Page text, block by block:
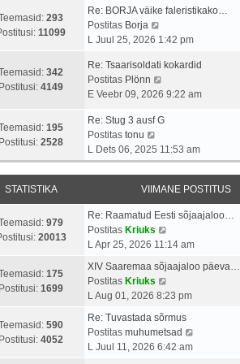
i
u
t
p
o
t
i
u
t
a
o
t
s
v
m
a
t
o
t
i
t
u
s
t
293
11099
Re: BORJA väike faleristikako…
Postitas Borja
a
t
a
v
i
a
t
o
s
t
t
u
s
t
L Juul 25, 2026 1:42 pm
342
Postitusi: 4149
Re: Tsaarisoldati kokardid
Postitas Plönn
a
t
v
i
m
a
s
o
s
t
i
t
u
E Veebr 09, 2026 9:22 am
195
Postitusi: 2528
Re: Stug 3 ausf G
Postitas tonu
a
a
t
a
v
i
m
a
s
t
o
s
t
L Dets 06, 2025 11:53 am
STATISTIKA VIIMANE POSTITUS
979
20013
Re: Raamatud Eesti sõjaajaloo…
Postitas Kriuks
a
t
v
i
i
m
L Apr 25, 2026 11:14 am
175
Postitusi: 1699
XIV Saaremaa sõjaajaloo päeva…
Postitas Kriuks
a
t
a
v
L Aug 01, 2026 8:23 pm
590
Postitusi: 4052
Re: Tuvastada sõrmus
Postitas muhumetsad
L Juul 11, 2026 6:42 am